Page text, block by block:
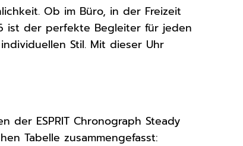
Ob im Büro, in der Freizeit
ist der perfekte Begleiter für jeden
Stil. Mit dieser Uhr
der ESPRIT Chronograph Steady
Tabelle zusammengefasst: